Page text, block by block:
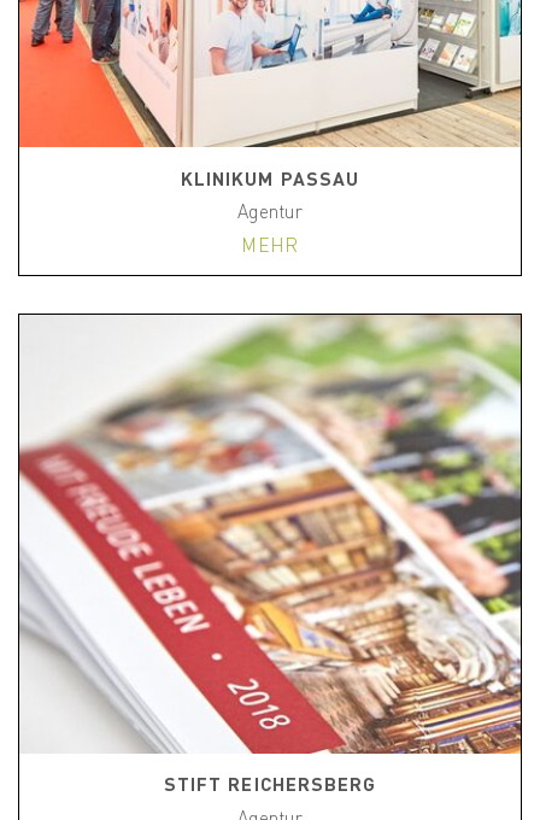
KLINIKUM PASSAU
Agentur
MEHR
STIFT REICHERSBERG